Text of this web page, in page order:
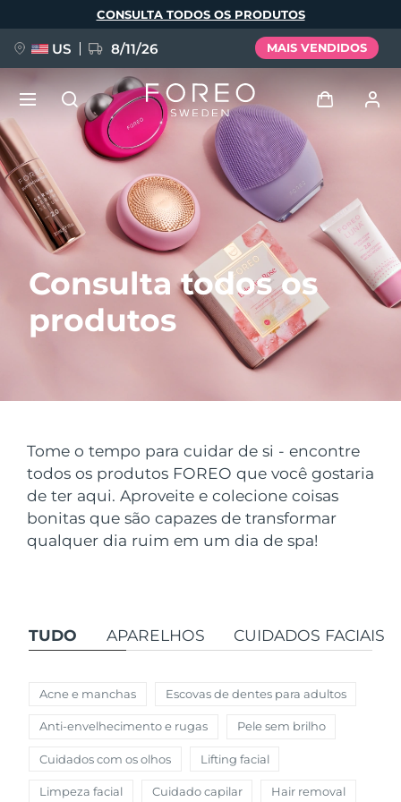
principal
Consulta todos os
produtos
Tome o tempo para cuidar de si - encontre
todos os produtos FOREO que você gostaria
de ter aqui. Aproveite e colecione coisas
bonitas que são capazes de transformar
qualquer dia ruim em um dia de spa!
TUDO APARELHOS CUIDADOS FACIAIS
Acne e manchas Escovas de dentes para adultos
Anti-envelhecimento e rugas Pele sem brilho
Cuidados com os olhos Lifting facial
Limpeza facial Cuidado capilar Hair removal
CONSULTA TODOS OS PRODUTOS
US 8/11/26 MAIS VENDIDOS
Perfil de usuário
Meus aparelhos
Meus pedidos
Meus endereços
NOVIDADE
FAQ™ Pure Beauty-Tech Elixir
BREAKING NEWS
FAQ™ Dual LED Panel
POPULAR
Ofertas especiais Bestsellers
Idioma
English Deutsch
Español
Français
Italiano
Português
Svenska
Русский
Türkçe
繁體中文
País de envio
Estados Unidos Entrega prevista 8/11/26
Reino Unido Entrega prevista8/10/26
Espanha Entrega prevista
França Entrega prevista 8/10/26
Austrália Entrega prevista8/13/26